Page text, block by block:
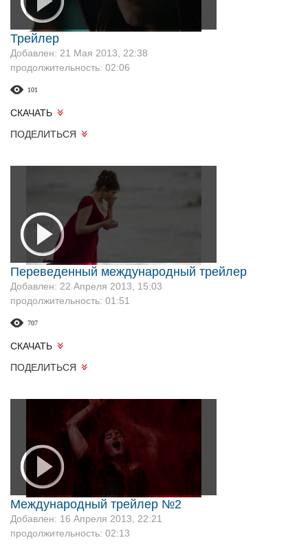
Трейлер
Добавлен: 21 Мая 2013, 22:38
продолжительность: 02:06
101
СКАЧАТЬ
ПОДЕЛИТЬСЯ
Переведенный международный трейлер
Добавлен: 22 Апреля 2013, 15:03
продолжительность: 01:51
707
СКАЧАТЬ
ПОДЕЛИТЬСЯ
Международный трейлер №2
Добавлен: 16 Апреля 2013, 22:21
продолжительность: 02:13